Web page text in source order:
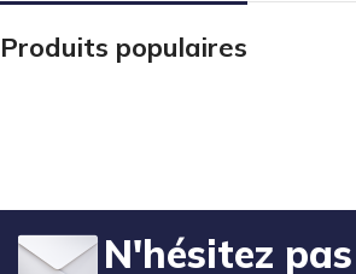
Produits populaires
N'hésitez